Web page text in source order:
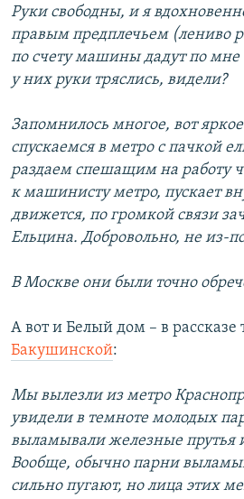
Руки свободны, и я
правым предплечьем (лениво
по счету машины дадут по мне
у них руки тряслись, видели?
Запомнилось многое, вот
спускаемся в метро с пачкой
раздаем спешащим на работу
к машинисту метро, пускает
движется, по громкой связи
Ельцина. Добровольно, не из-
В Москве они были точно
А вот и Белый дом – в рассказе
Бакушинской:
Мы вылезли из метро
увидели в темноте молодых
выламывали железные прутья
Вообще, обычно парни
сильно пугают, но лица этих